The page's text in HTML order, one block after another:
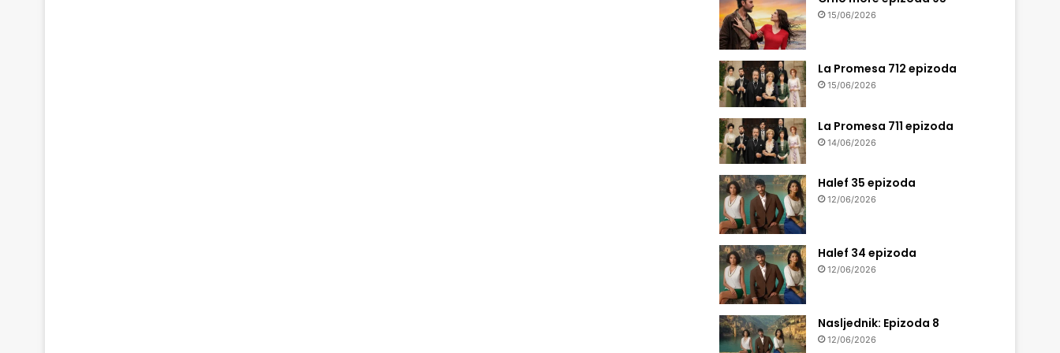
15/06/2026
La Promesa 712 epizoda
15/06/2026
La Promesa 711 epizoda
14/06/2026
Halef 35 epizoda
12/06/2026
Halef 34 epizoda
12/06/2026
Nasljednik: Epizoda 8
12/06/2026